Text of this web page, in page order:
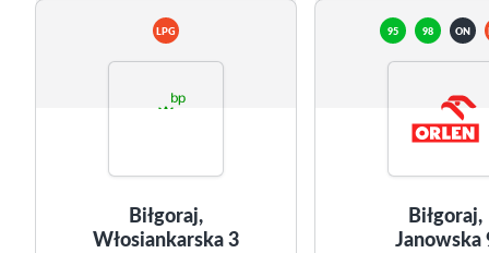
LPG
Biłgoraj,
Włosiankarska 3
95 98 ON
Biłgoraj,
Janowska